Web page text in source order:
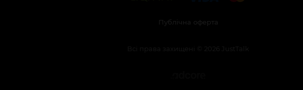
Публічна оферта
Всі права захищені 2026 JustTalk